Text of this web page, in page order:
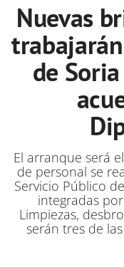
Nuevas
de
El arranque será
de personal se
Servicio Público
integradas
Limpiezas,
serán tres de